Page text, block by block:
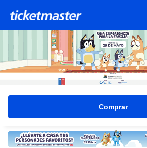
Ver entradas